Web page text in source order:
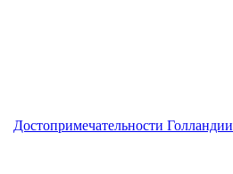
Достопримечательности Голландии